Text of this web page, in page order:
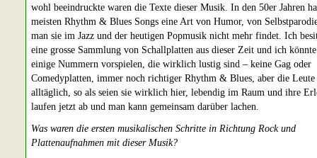
wohl beeindruckte waren die Texte dieser Musik. In den 50er Jahren
meisten Rhythm & Blues Songs eine Art von Humor, von
man sie im Jazz und der heutigen Popmusik nicht mehr findet. Ich
eine grosse Sammlung von Schallplatten aus dieser Zeit und ich
einige Nummern vorspielen, die wirklich lustig sind – keine Gag oder
Comedyplatten, immer noch richtiger Rhythm & Blues, aber die Leute
alltäglich, so als seien sie wirklich hier, lebendig im Raum und ihre
laufen jetzt ab und man kann gemeinsam darüber lachen.
Was waren die ersten musikalischen Schritte in Richtung Rock und
Plattenaufnahmen mit dieser Musik?